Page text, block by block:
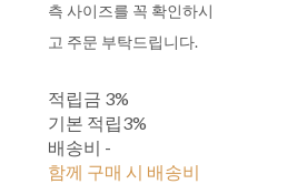
측 사이즈를 꼭 확인하시
고 주문 부탁드립니다.
적립금 3%
기본 적립3%
배송비 -
함께 구매 시 배송비